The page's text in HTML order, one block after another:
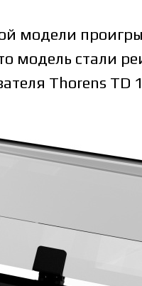
модели
модель стали
Thorens TD